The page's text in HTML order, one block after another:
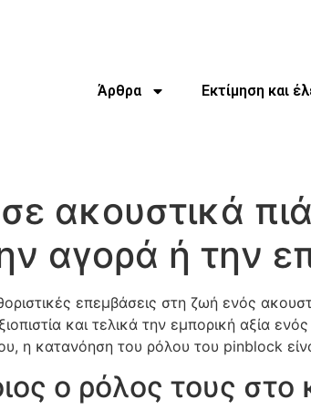
Άρθρα Εκτίμηση και
ακουστικά
αγορά ή την
επεμβάσεις στη ζωή ενός
και τελικά την εμπορική αξία
η κατανόηση του ρόλου του pinblock
ο ρόλος τους